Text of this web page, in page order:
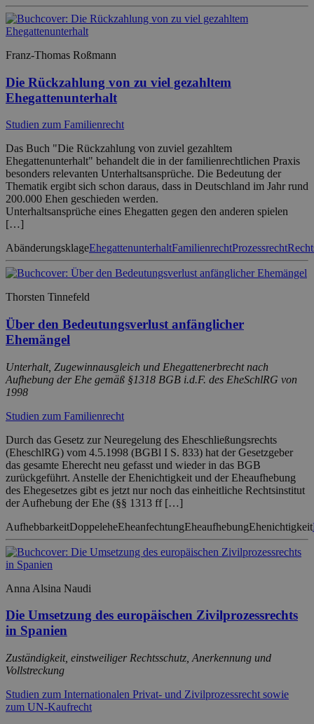
Franz-Thomas Roßmann
Die Rückzahlung von zu viel gezahltem
Ehegattenunterhalt
Studien zum Familienrecht
Das Buch "Die Rückzahlung von zuviel gezahltem
Ehegattenunterhalt" behandelt die in der familienrechtlichen Praxis
besonders relevanten Unterhaltsansprüche. Die Bedeutung der
Thematik ergibt sich schon daraus, dass in Deutschland im Jahr rund
200.000 Ehen geschieden werden.
Unterhaltsansprüche eines Ehegatten gegen den anderen spielen
[…]
AbänderungsklageEhegattenunterhaltFamilienrechtProzessrecht
Thorsten Tinnefeld
Über den Bedeutungsverlust anfänglicher
Ehemängel
Unterhalt, Zugewinnausgleich und Ehegattenerbrecht nach
Aufhebung der Ehe gemäß §1318 BGB i.d.F. des EheSchlRG von
1998
Studien zum Familienrecht
Durch das Gesetz zur Neuregelung des Eheschließungsrechts
(EheschlRG) vom 4.5.1998 (BGBl I S. 833) hat der Gesetzgeber
das gesamte Eherecht neu gefasst und wieder in das BGB
zurückgeführt. Anstelle der Ehenichtigkeit und der Eheaufhebung
des Ehegesetzes gibt es jetzt nur noch das einheitliche Rechtsinstitut
der Aufhebung der Ehe (§§ 1313 ff […]
AufhebbarkeitDoppeleheEheanfechtungEheaufhebungEhenichtigkeit
Anna Alsina Naudi
Die Umsetzung des europäischen Zivilprozessrechts
in Spanien
Zuständigkeit, einstweiliger Rechtsschutz, Anerkennung und
Vollstreckung
Studien zum Internationalen Privat- und Zivilprozessrecht sowie
zum UN-Kaufrecht